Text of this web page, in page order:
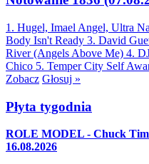
1. Hugel, Imael Angel, Ultra
Body Isn't Ready 3. David
River (Angels Above Me) 4.
Chico 5. Temper City Self
Zobacz Głosuj »
Płyta tygodnia
ROLE MODEL - Chuck
16.08.2026